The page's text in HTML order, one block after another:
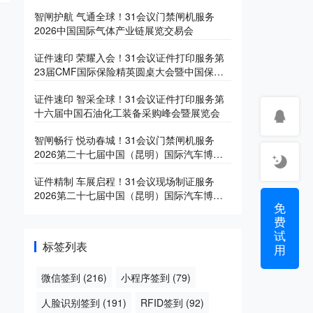
智闸护航 气通全球！31会议门禁闸机服务
2026中国国际气体产业链展览交易会
证件速印 荣耀入会！31会议证件打印服务第
23届CMF国际保险精英圆桌大会暨中国保险
证件速印 智采全球！31会议证件打印服务第
十六届中国石油化工装备采购峰会暨展览会
智闸畅行 悦动春城！31会议门禁闸机服务
2026第二十七届中国（昆明）国际汽车博览
证件精制 车展启程！31会议现场制证服务
2026第二十七届中国（昆明）国际汽车博览
标签列表
微信签到 (216) 小程序签到 (79)
人脸识别签到 (191) RFID签到 (92)
免
费
试
用